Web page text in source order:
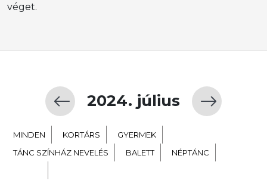
véget.
2024. július
MINDEN KORTÁRS
GYERMEK
TÁNC SZÍNHÁZ NEVELÉS
BALETT
NÉPTÁNC